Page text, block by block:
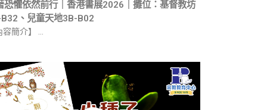
恐懼依然前行｜香港書展2026｜攤位：基督教坊
、兒童天地3B-B02
容簡介】 …